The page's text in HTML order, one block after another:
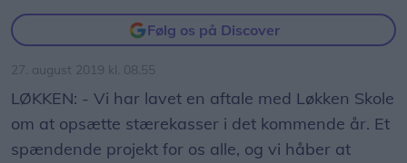
Følg os på Discover
27. august 2019 kl. 08.55
LØKKEN: - Vi har lavet en aftale med Løkken Skole
om at opsætte stærekasser i det kommende år. Et
spændende projekt for os alle, og vi håber at